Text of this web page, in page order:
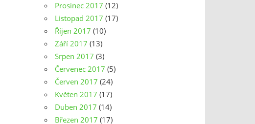
Prosinec 2017 (12)
Listopad 2017 (17)
Říjen 2017 (10)
Září 2017 (13)
Srpen 2017 (3)
Červenec 2017 (5)
Červen 2017 (24)
Květen 2017 (17)
Duben 2017 (14)
Březen 2017 (17)